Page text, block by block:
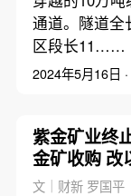
通道。隧道全
区段长11……
2024年5月16日 ·
紫金矿业终
金矿收购 改
9.2%股权｜
文｜财新 罗国平